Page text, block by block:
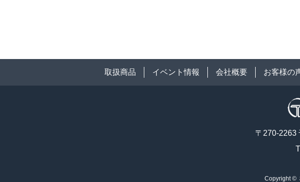
取扱商品 イベント情報 会社概要 お客様の
〒270-2263
Copyright ©